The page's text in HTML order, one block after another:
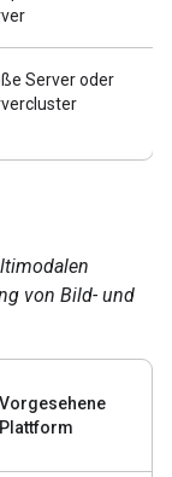
Server oder
von Bild- und
Vorgesehene
Plattform